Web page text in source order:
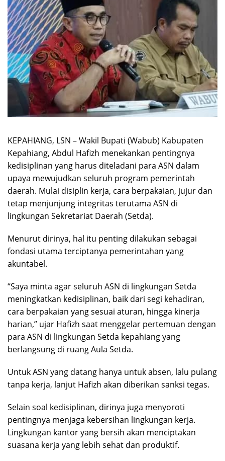
KEPAHIANG, LSN – Wakil Bupati (Wabub) Kabupaten
Kepahiang, Abdul Hafizh menekankan pentingnya
kedisiplinan yang harus diteladani para ASN dalam
upaya mewujudkan seluruh program pemerintah
daerah. Mulai disiplin kerja, cara berpakaian, jujur dan
tetap menjunjung integritas terutama ASN di
lingkungan Sekretariat Daerah (Setda).
Menurut dirinya, hal itu penting dilakukan sebagai
fondasi utama terciptanya pemerintahan yang
akuntabel.
“Saya minta agar seluruh ASN di lingkungan Setda
meningkatkan kedisiplinan, baik dari segi kehadiran,
cara berpakaian yang sesuai aturan, hingga kinerja
harian,” ujar Hafizh saat menggelar pertemuan dengan
para ASN di lingkungan Setda kepahiang yang
berlangsung di ruang Aula Setda.
Untuk ASN yang datang hanya untuk absen, lalu pulang
tanpa kerja, lanjut Hafizh akan diberikan sanksi tegas.
Selain soal kedisiplinan, dirinya juga menyoroti
pentingnya menjaga kebersihan lingkungan kerja.
Lingkungan kantor yang bersih akan menciptakan
suasana kerja yang lebih sehat dan produktif.